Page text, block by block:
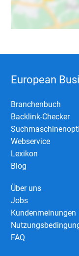
European
Branchenbuch
Backlink-Checker
Webservice
Lexikon
Blog
Über uns
Jobs
Kundenmeinungen
FAQ